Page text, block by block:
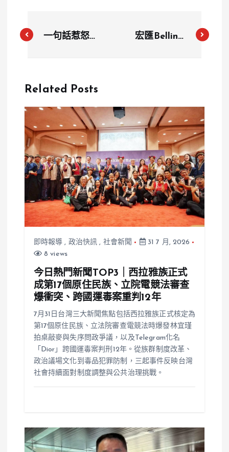
一句話惹怒全
乘客始末！
網路炎上！
宏匯Bellini
痙攣送醫
Related Posts
即時報導 , 政治快訊 , 社會新聞
31 7 月, 2026
8 views
今日熱門新聞TOP3｜西拉雅族正式
成第17個原住民族、立院電競法審查
爆衝突、跨國運毒案重判12年
7月31日台灣三大新聞焦點包括西拉雅族正式核定為
第17個原住民族、立法院審查電競法時爆發林宜瑾
拍桌敲麥與失序問政爭議，以及Telegram化名
「Dior」跨國運毒案判刑12年。從族群制度改革、
政治議場文化到毒品犯罪防制，三起事件反映台灣
社會持續面對制度調整與公共治理挑戰。